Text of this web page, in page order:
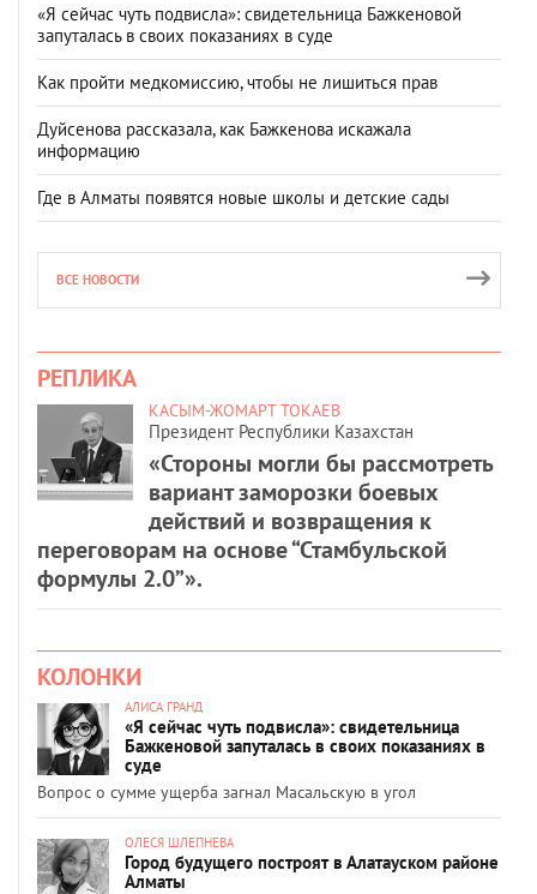
«Я сейчас чуть подвисла»: свидетельница Бажкеновой
запуталась в своих показаниях в суде
Как пройти медкомиссию, чтобы не лишиться прав
Дуйсенова рассказала, как Бажкенова искажала
информацию
Где в Алматы появятся новые школы и детские сады
ВСЕ НОВОСТИ
РЕПЛИКА
КАСЫМ-ЖОМАРТ ТОКАЕВ
Президент Республики Казахстан
«Стороны могли бы рассмотреть
вариант заморозки боевых
действий и возвращения к
переговорам на основе “Стамбульской
формулы 2.0”».
КОЛОНКИ
АЛИСА ГРАНД
«Я сейчас чуть подвисла»: свидетельница
Бажкеновой запуталась в своих показаниях в
суде
Вопрос о сумме ущерба загнал Масальскую в угол
ОЛЕСЯ ШЛЕПНЕВА
Город будущего построят в Алатауском районе
Алматы